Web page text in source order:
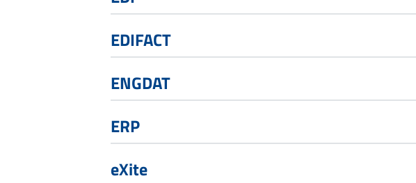
EDIFACT
ENGDAT
ERP
eXite